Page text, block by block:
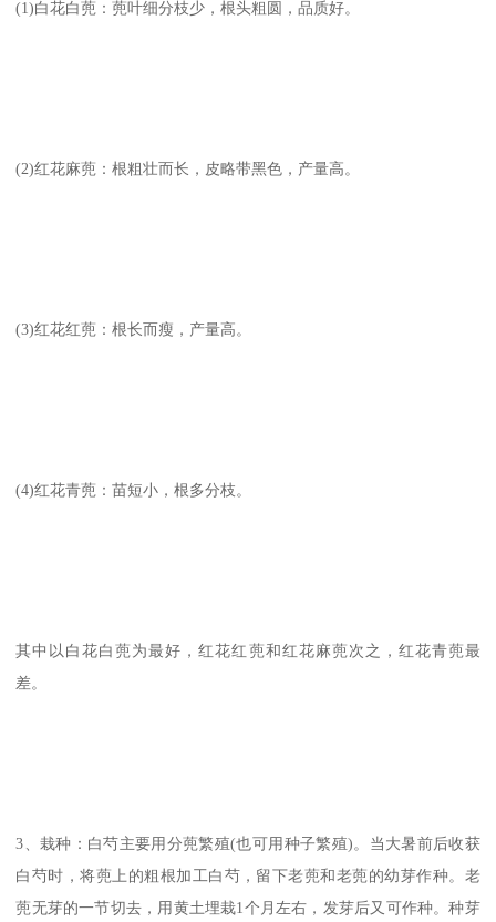
(1)白花白蔸：蔸叶细分枝少，根头粗圆，品质好。
(2)红花麻蔸：根粗壮而长，皮略带黑色，产量高。
(3)红花红蔸：根长而瘦，产量高。
(4)红花青蔸：苗短小，根多分枝。
其中以白花白蔸为最好，红花红蔸和红花麻蔸次之，红花青蔸最
差。
3、栽种：白芍主要用分蔸繁殖(也可用种子繁殖)。当大暑前后收获
白芍时，将蔸上的粗根加工白芍，留下老蔸和老蔸的幼芽作种。老
蔸无芽的一节切去，用黄土埋栽1个月左右，发芽后又可作种。种芽